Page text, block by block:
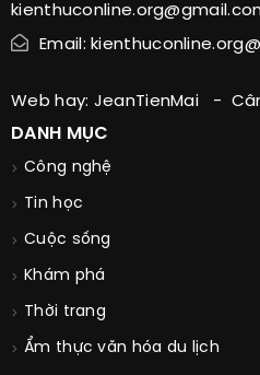
Email:
Web hay: JeanTienMai -
DANH MỤC
Công nghệ
Tin học
Cuộc sống
Khám phá
Thời trang
Ẩm thực văn hóa du lịch